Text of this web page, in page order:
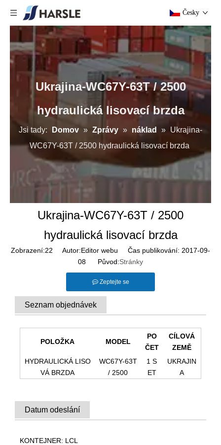
Česky
Ukrajina-WC67Y-63T / 2500
hydraulická lisovací brzda
Jsi tady: Domov » Zprávy » náklad » Ukrajina-
WC67Y-63T / 2500 hydraulická lisovací brzda
Ukrajina-WC67Y-63T / 2500
hydraulická lisovací brzda
Zobrazení:22 Autor:Editor webu Čas publikování: 2017-09-
08 Původ:Stránky
Zeptejte se
Seznam objednávek
POLOŽKA MODEL
PO
ČET
CÍLOVÁ
ZEMĚ
HYDRAULICKÁ LISO
VÁ BRZDA
WC67Y-63T
/ 2500
1 S
ET
UKRAJIN
A
Datum odeslání
KONTEJNER: LCL